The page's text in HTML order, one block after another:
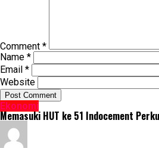
Comment *
Name *
Email *
Website
Ekonomi
Memasuki HUT ke 51 Indocement